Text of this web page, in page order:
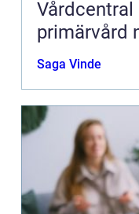
Vårdcentral
primärvård
Saga Vinde